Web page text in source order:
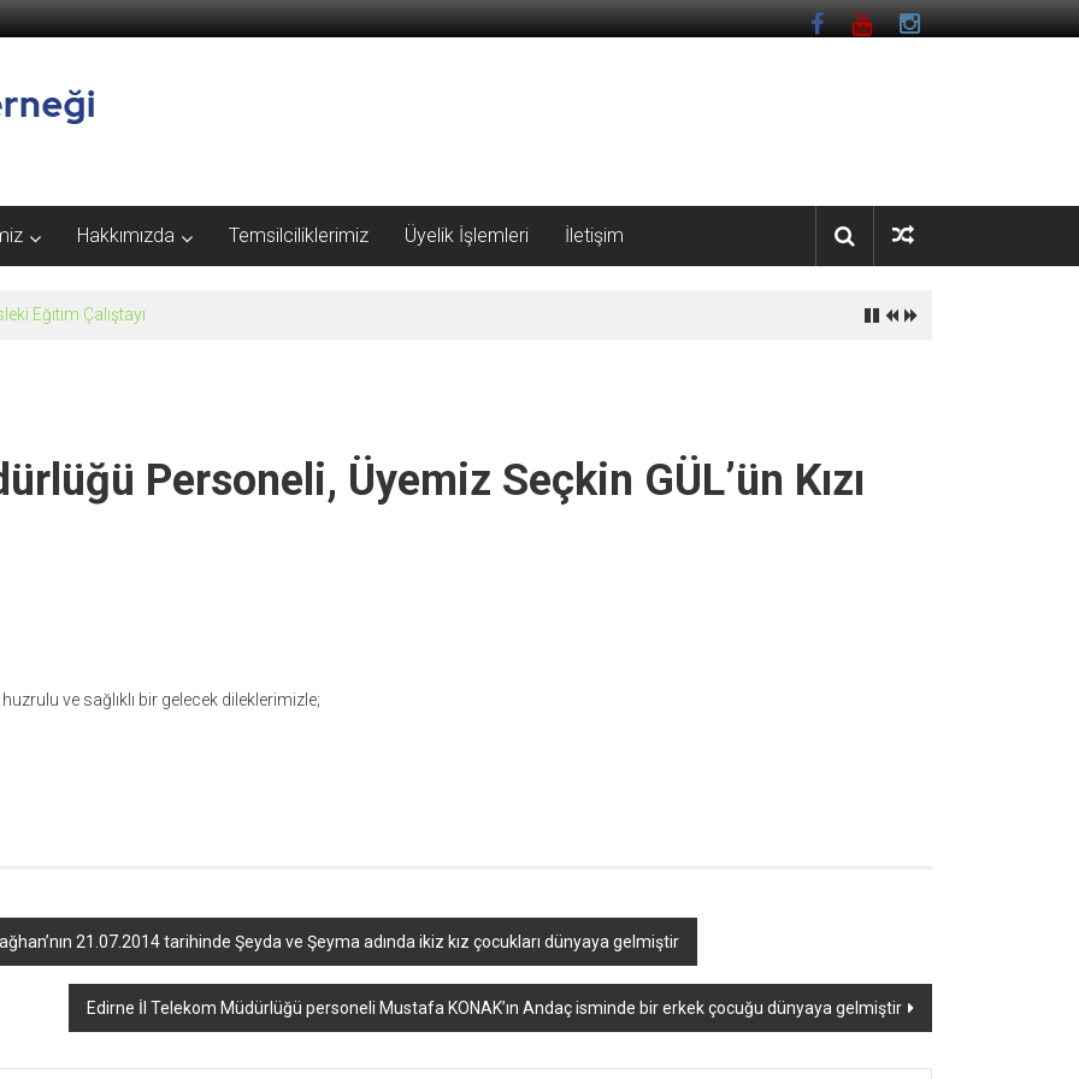
Hakkımızda Temsilciliklerimiz Üyelik İşlemleri İletişim
Eğitim Çalıştayı
Personeli, Üyemiz Seçkin GÜL’ün Kızı
ve sağlıklı bir gelecek dileklerimizle;
21.07.2014 tarihinde Şeyda ve Şeyma adında ikiz kız çocukları dünyaya gelmiştir
Edirne İl Telekom Müdürlüğü personeli Mustafa KONAK’ın Andaç isminde bir erkek çocuğu dünyaya gelmiştir